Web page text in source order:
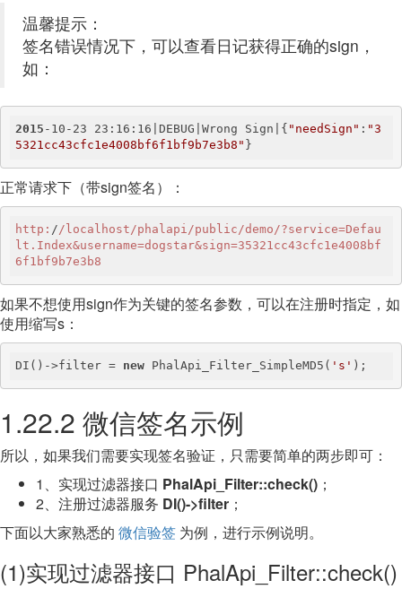
温馨提示：
签名错误情况下，可以查看日记获得正确的sign，
如：
2015 -10-23 23:16:16|DEBUG|Wrong Sign|{ "needSign" : "3
5321cc43cfc1e4008bf6f1bf9b7e3b8" }
正常请求下（带sign签名）：
http: //localhost/phalapi/public/demo/?service=Defau
lt.Index&username=dogstar&sign=35321cc43cfc1e4008bf
6f1bf9b7e3b8
如果不想使用sign作为关键的签名参数，可以在注册时指定，如
使用缩写s：
DI()->filter = new PhalApi_Filter_SimpleMD5( 's' );
1.22.2 微信签名示例
所以，如果我们需要实现签名验证，只需要简单的两步即可：
1、实现过滤器接口 PhalApi_Filter::check() ；
2、注册过滤器服务 DI()->filter ；
下面以大家熟悉的 微信验签 为例，进行示例说明。
(1)实现过滤器接口 PhalApi_Filter::check()